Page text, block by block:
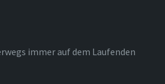
immer auf dem Laufenden